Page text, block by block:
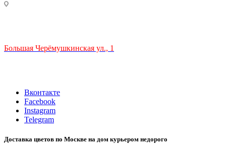
Большая Черёмушкинская ул., 1
Вконтакте
Facebook
Instagram
Telegram
Доставка цветов по Москве на дом курьером недорого